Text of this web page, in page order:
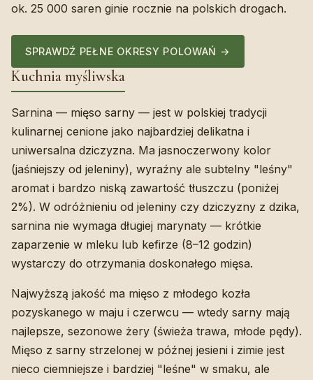
ok. 25 000 saren ginie rocznie na polskich drogach.
SPRAWDŹ PEŁNE OKRESY POLOWAŃ →
Kuchnia myśliwska
Sarnina — mięso sarny — jest w polskiej tradycji
kulinarnej cenione jako najbardziej delikatna i
uniwersalna dziczyzna. Ma jasnoczerwony kolor
(jaśniejszy od jeleniny), wyraźny ale subtelny "leśny"
aromat i bardzo niską zawartość tłuszczu (poniżej
2%). W odróżnieniu od jeleniny czy dziczyzny z dzika,
sarnina nie wymaga długiej marynaty — krótkie
zaparzenie w mleku lub kefirze (8–12 godzin)
wystarczy do otrzymania doskonałego mięsa.
Najwyższą jakość ma mięso z młodego kozła
pozyskanego w maju i czerwcu — wtedy sarny mają
najlepsze, sezonowe żery (świeża trawa, młode pędy).
Mięso z sarny strzelonej w późnej jesieni i zimie jest
nieco ciemniejsze i bardziej "leśne" w smaku, ale